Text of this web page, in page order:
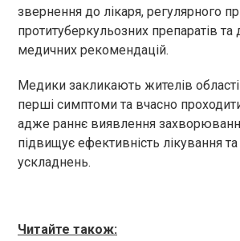
звернення до лікаря, регулярного
протитуберкульозних препаратів
медичних рекомендацій.
Медики закликають жителів області
перші симптоми та вчасно
адже раннє виявлення
підвищує ефективність лікування
ускладнень.
Читайте також: